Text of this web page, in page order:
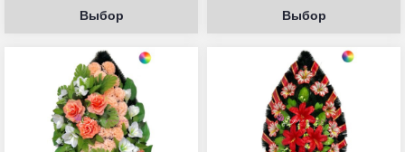
Выбор Выбор